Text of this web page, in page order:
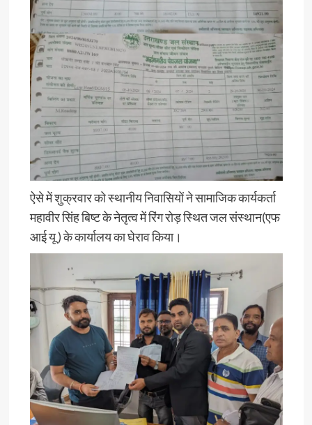
ऐसे में शुक्रवार को स्थानीय निवासियों ने सामाजिक कार्यकर्ता
महावीर सिंह बिष्ट के नेतृत्व में रिंग रोड़ स्थित जल संस्थान(एफ
आई यू ) के कार्यालय का घेराव किया।